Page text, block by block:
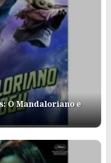
O Mandaloriano e